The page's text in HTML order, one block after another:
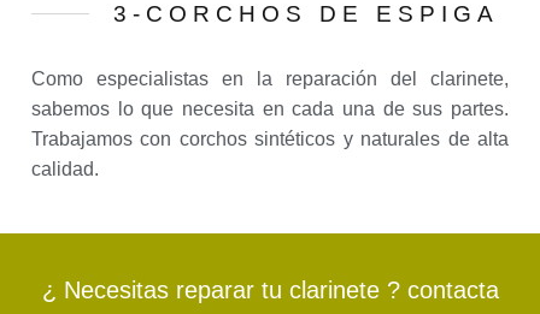
3-CORCHOS DE ESPIGA
Como especialistas en la reparación del clarinete,
sabemos lo que necesita en cada una de sus partes.
Trabajamos con corchos sintéticos y naturales de alta
calidad.
¿ Necesitas reparar tu clarinete ? contacta